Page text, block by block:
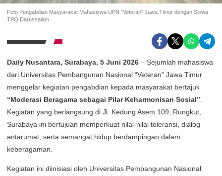
Foto Pengabdian Masyarakat Mahasiswa UPN "Veteran" Jawa Timur dengan Siswa
TPQ Darussalam
Daily Nusantara, Surabaya, 5 Juni 2026 – Sejumlah mahasiswa
dari Universitas Pembangunan Nasional “Veteran” Jawa Timur
menggelar kegiatan pengabdian kepada masyarakat bertajuk
“Moderasi Beragama sebagai Pilar Keharmonisan Sosial”
Kegiatan yang berlangsung di Jl. Kedung Asem 109, Rungkut,
Surabaya ini bertujuan memperkuat nilai-nilai toleransi, dialog
antarumat, serta semangat hidup berdampingan dalam
keberagaman.
Kegiatan ini diinisiasi oleh Universitas Pembangunan Nasional